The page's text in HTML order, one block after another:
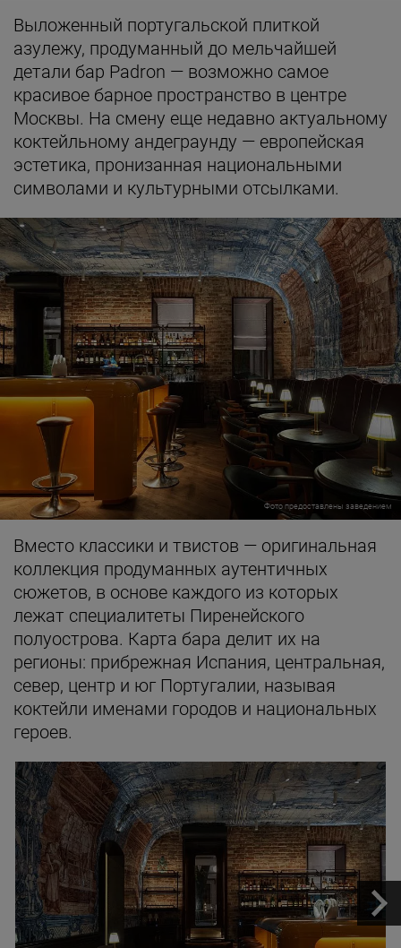
Выложенный португальской плиткой
азулежу, продуманный до мельчайшей
детали бар Padron — возможно самое
красивое барное пространство в центре
Москвы. На смену еще недавно актуальному
коктейльному андеграунду — европейская
эстетика, пронизанная национальными
символами и культурными отсылками.
Фото предоставлены заведением
Вместо классики и твистов — оригинальная
коллекция продуманных аутентичных
сюжетов, в основе каждого из которых
лежат специалитеты Пиренейского
полуострова. Карта бара делит их на
регионы: прибрежная Испания, центральная,
север, центр и юг Португалии, называя
коктейли именами городов и национальных
героев.